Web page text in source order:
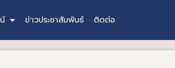
ข่าวประชาสัมพันธ์ ติดต่อ